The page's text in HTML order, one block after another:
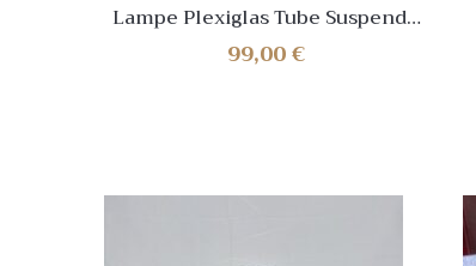
Lampe Plexiglas Tube Suspendu
Plastique Vintage Années 60
Space Age Moderniste
99,00€